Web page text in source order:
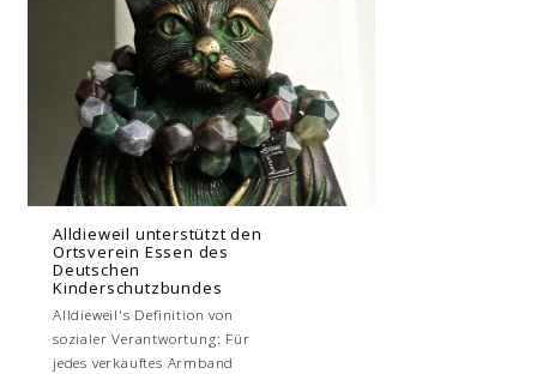
Alldieweil unterstützt den
Ortsverein Essen des
Deutschen
Kinderschutzbundes
Alldieweil's Definition von
sozialer Verantwortung: Für
jedes verkauftes Armband